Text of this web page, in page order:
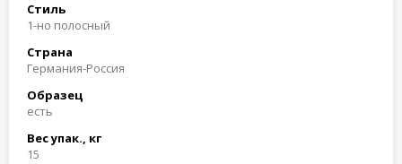
Стиль
1-но полосный
Страна
Германия-Россия
Образец
есть
Вес упак., кг
15